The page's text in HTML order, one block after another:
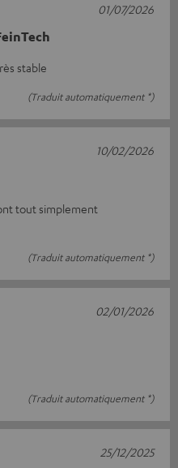
stable
(Traduit automatiquement *)
01/07/2026
tout simplement
(Traduit automatiquement *)
10/02/2026
(Traduit automatiquement *)
02/01/2026
25/12/2025